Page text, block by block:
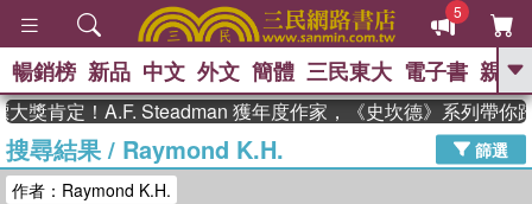
5
GO
熱搜： 高希均教授回憶錄
、 The Odyssey 、 父親節 、 如果歷
暢銷榜 新品 中文 外文 簡體 三民東大 電子書 親子
獎肯定！A.F. Steadman 獲年度作家，《史坎德》系列帶你
搜尋結果/ Raymond K.H.
篩選
作者：Raymond K.H.